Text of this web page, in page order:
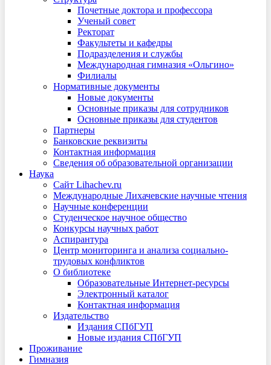
Почетные доктора и профессора
Ученый совет
Ректорат
Факультеты и кафедры
Подразделения и службы
Международная гимназия «Ольгино»
Филиалы
Нормативные документы
Новые документы
Основные приказы для сотрудников
Основные приказы для студентов
Партнеры
Банковские реквизиты
Контактная информация
Сведения об образовательной организации
Наука
Сайт Lihachev.ru
Международные Лихачевские научные чтения
Научные конференции
Студенческое научное общество
Конкурсы научных работ
Аспирантура
Центр мониторинга и анализа социально-
трудовых конфликтов
О библиотеке
Образовательные Интернет-ресурсы
Электронный каталог
Контактная информация
Издательство
Издания СПбГУП
Новые издания СПбГУП
Проживание
Гимназия